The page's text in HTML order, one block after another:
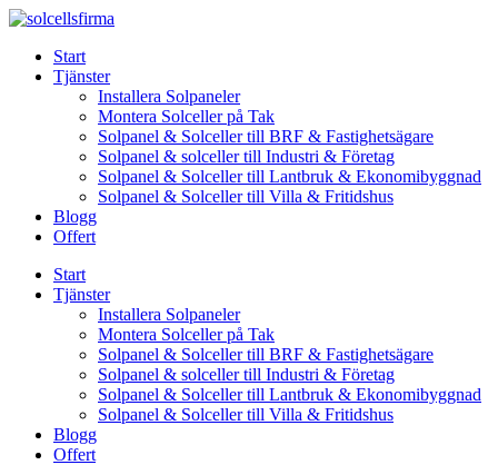
Skip
contentStart
Tjänster
Installera Solpaneler
Montera Solceller på Tak
Solpanel & Solceller till BRF & Fastighetsägare
Solpanel & solceller till Industri & Företag
Solpanel & Solceller till Lantbruk & Ekonomibyggnad
Solpanel & Solceller till Villa & Fritidshus
Blogg
Offert
Start
Tjänster
Installera Solpaneler
Montera Solceller på Tak
Solpanel & Solceller till BRF & Fastighetsägare
Solpanel & solceller till Industri & Företag
Solpanel & Solceller till Lantbruk & Ekonomibyggnad
Solpanel & Solceller till Villa & Fritidshus
Blogg
Offert